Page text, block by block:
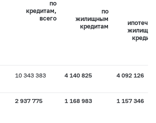
по
кредитам,
всего
по
жилищным
кредитам
10 343 383 4 140 825 4 092 126
2 937 775 1 168 983 1 157 346